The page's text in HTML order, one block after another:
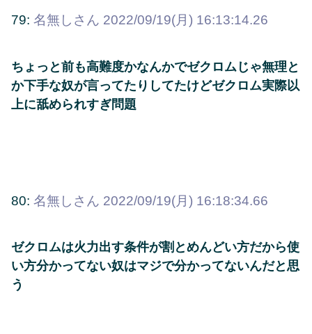
79: 名無しさん 2022/09/19(月) 16:13:14.26
ちょっと前も高難度かなんかでゼクロムじゃ無理と
か下手な奴が言ってたりしてたけどゼクロム実際以
上に舐められすぎ問題
80: 名無しさん 2022/09/19(月) 16:18:34.66
ゼクロムは火力出す条件が割とめんどい方だから使
い方分かってない奴はマジで分かってないんだと思
う